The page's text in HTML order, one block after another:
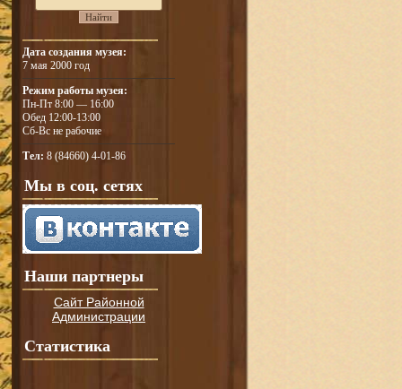
Дата создания музея:
7 мая 2000 год
Режим работы музея:
Пн-Пт 8:00 — 16:00
Обед 12:00-13:00
Сб-Вс не рабочие
Тел: 8 (84660) 4-01-86
Мы в соц. сетях
Наши партнеры
Сайт Районной
Администрации
Статистика